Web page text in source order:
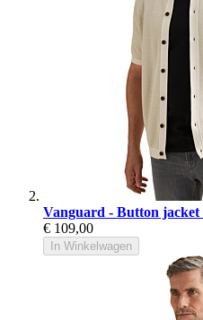
Vanguard - Button
€ 109,00
In Winkelwagen